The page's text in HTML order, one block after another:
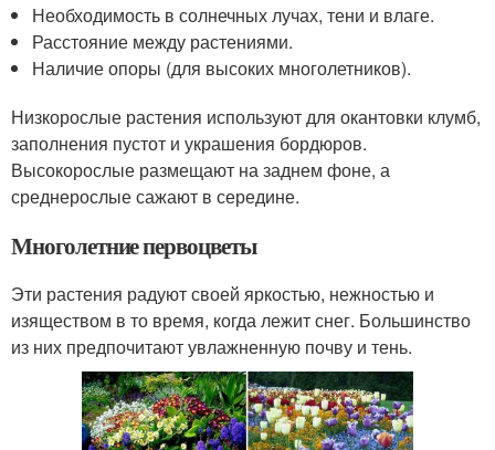
Необходимость в солнечных лучах, тени и влаге.
Расстояние между растениями.
Наличие опоры (для высоких многолетников).
Низкорослые растения используют для окантовки клумб,
заполнения пустот и украшения бордюров.
Высокорослые размещают на заднем фоне, а
среднерослые сажают в середине.
Многолетние первоцветы
Эти растения радуют своей яркостью, нежностью и
изяществом в то время, когда лежит снег. Большинство
из них предпочитают увлажненную почву и тень.